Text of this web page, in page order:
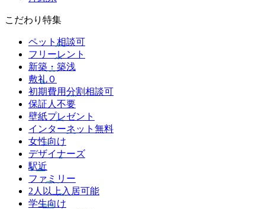
こだわり特集
ペット相談可
フリーレント
新築・築浅
敷礼０
初期費用分割相談可
保証人不要
壁紙プレゼント
インターネット無料
女性向け
デザイナーズ
駅近
ファミリー
2人以上入居可能
学生向け